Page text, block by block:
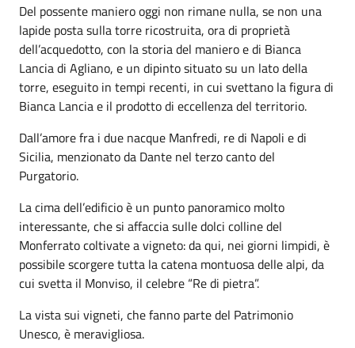
Del possente maniero oggi non rimane nulla, se non una
lapide posta sulla torre ricostruita, ora di proprietà
dell’acquedotto, con la storia del maniero e di Bianca
Lancia di Agliano, e un dipinto situato su un lato della
torre, eseguito in tempi recenti, in cui svettano la figura di
Bianca Lancia e il prodotto di eccellenza del territorio.
Dall’amore fra i due nacque Manfredi, re di Napoli e di
Sicilia, menzionato da Dante nel terzo canto del
Purgatorio.
La cima dell’edificio è un punto panoramico molto
interessante, che si affaccia sulle dolci colline del
Monferrato coltivate a vigneto: da qui, nei giorni limpidi, è
possibile scorgere tutta la catena montuosa delle alpi, da
cui svetta il Monviso, il celebre “Re di pietra”.
La vista sui vigneti, che fanno parte del Patrimonio
Unesco, è meravigliosa.